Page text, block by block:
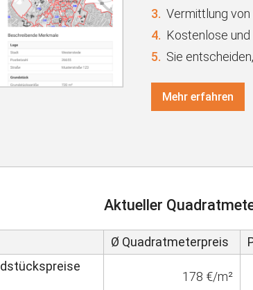
3. Vermittlung
4. Kostenlose
5. Sie
Mehr erfahren
Aktueller
Ø Quadratmeterpreis
178 €/m²